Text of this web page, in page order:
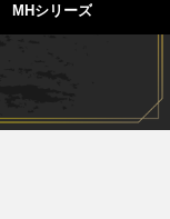
MHシリーズ